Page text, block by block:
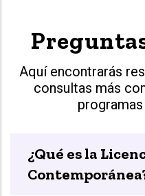
Aquí encontrarás
consultas más
¿Qué es la